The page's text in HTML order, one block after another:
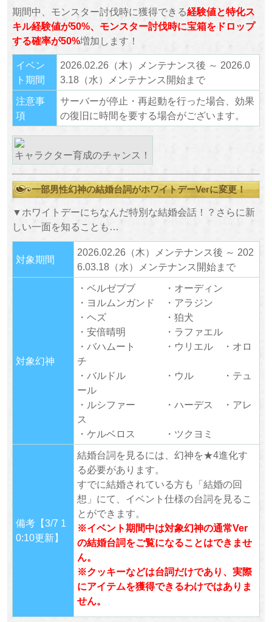
期間中、モンスター討伐時に獲得できる経験値と特化ス
キル経験値が50%、モンスター討伐時に宝箱をドロップ
する確率が50%増加します！
イベン
ト期間
2026.02.26（木）メンテナンス後 ～ 2026.0
3.18（水）メンテナンス開始まで
注意事
項
サーバーが停止・再起動を行った場合、効果
の復旧に時間を要する場合がございます。
キャラクター育成のチャンス！
一部男性幻神の結婚台詞がホワイトデーVerに変更！
▼ホワイトデーにちなんだ特別な結婚会話！？さらに新
しい一面を知ることも…
対象期間
2026.02.26（木）メンテナンス後 ～ 202
6.03.18（水）メンテナンス開始まで
対象幻神
・ベルゼブブ ・オーディン
・ヨルムンガンド ・アラジン
・ヘズ ・狛犬
・安倍晴明 ・ラファエル
・バハムート ・ウリエル ・オロ
チ
・バルドル ・ウル ・テュ
ール
・ルシファー ・ハーデス ・アレ
ス
・ケルベロス ・ツクヨミ
備考【3/7 1
0:10更新】
結婚台詞を見るには、幻神を★4進化す
る必要があります。
すでに結婚されている方も「結婚の回
想」にて、イベント仕様の台詞を見るこ
とができます。
※イベント期間中は対象幻神の通常Ver
の結婚台詞をご覧になることはできませ
ん。
※クッキーなどは台詞だけであり、実際
にアイテムを獲得できるわけではありま
せん。